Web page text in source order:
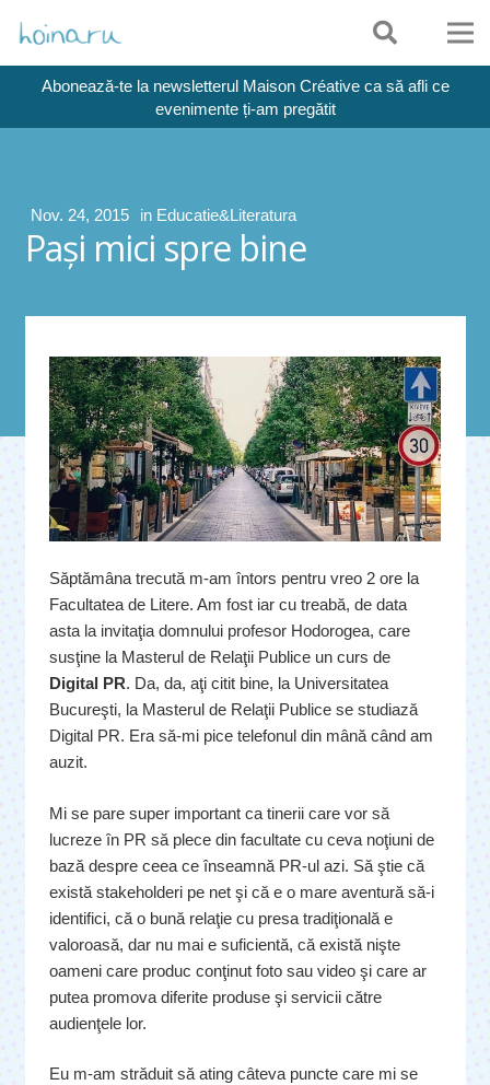
Abonează-te la newsletterul Maison Créative ca să afli ce
evenimente ți-am pregătit
Nov. 24, 2015 in Educatie&Literatura
Paşi mici spre bine
Săptămâna trecută m-am întors pentru vreo 2 ore la
Facultatea de Litere. Am fost iar cu treabă, de data
asta la invitaţia domnului profesor Hodorogea, care
susţine la Masterul de Relaţii Publice un curs de
Digital PR. Da, da, aţi citit bine, la Universitatea
Bucureşti, la Masterul de Relaţii Publice se studiază
Digital PR. Era să-mi pice telefonul din mână când am
auzit.
Mi se pare super important ca tinerii care vor să
lucreze în PR să plece din facultate cu ceva noţiuni de
bază despre ceea ce înseamnă PR-ul azi. Să ştie că
există stakeholderi pe net şi că e o mare aventură să-i
identifici, că o bună relaţie cu presa tradiţională e
valoroasă, dar nu mai e suficientă, că există nişte
oameni care produc conţinut foto sau video şi care ar
putea promova diferite produse şi servicii către
audienţele lor.
Eu m-am străduit să ating câteva puncte care mi se